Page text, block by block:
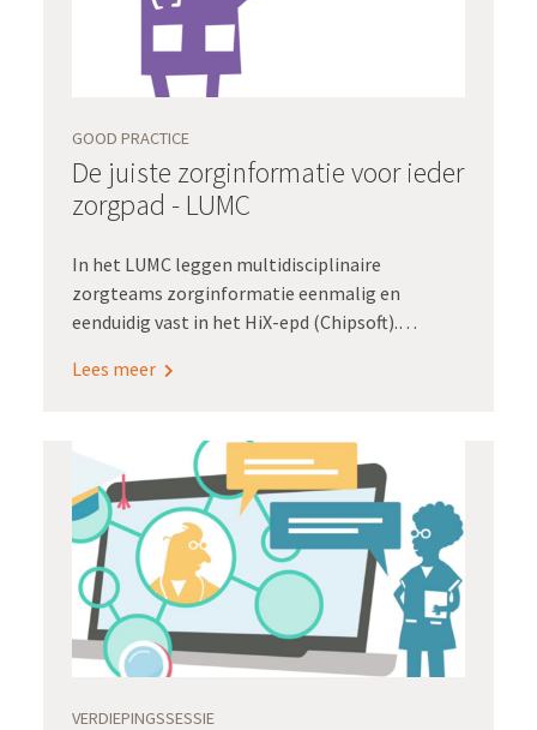
GOOD PRACTICE
De juiste zorginformatie voor ieder
zorgpad - LUMC
In het LUMC leggen multidisciplinaire
zorgteams zorginformatie eenmalig en
eenduidig vast in het HiX-epd (Chipsoft).
waardegedreven zorg, kwaliteitsregistraties en
Lees meer
VERDIEPINGSSESSIE